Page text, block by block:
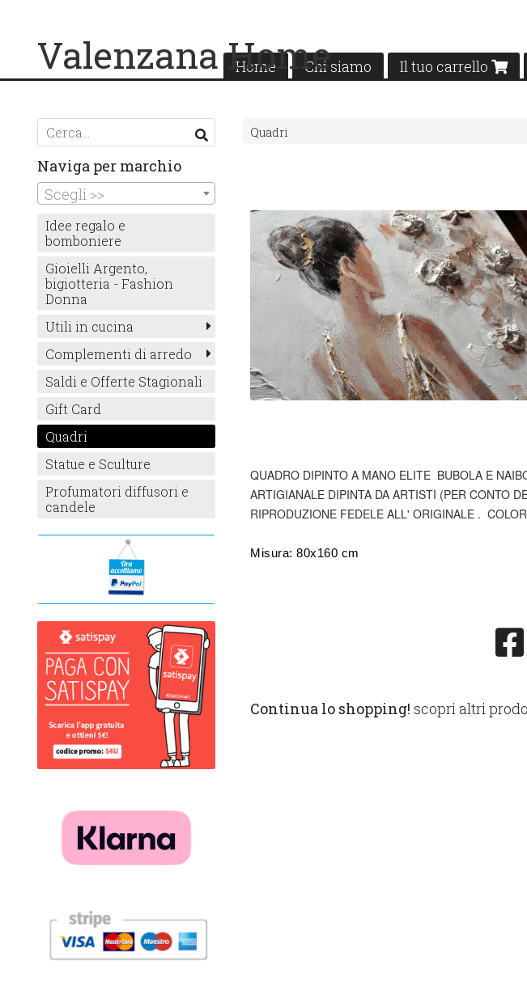
Home Chi siamo Il tuo carrello
Valenzana Home
Quadri
QUADRO DIPINTO A MANO ELITE BUBOLA E
ARTIGIANALE DIPINTA DA ARTISTI (PER CONTO
RIPRODUZIONE FEDELE ALL' ORIGINALE .
Misura: 80x160 cm
Continua lo shopping! scopri altri
Naviga per marchio
Scegli >>
Idee regalo e
bomboniere
Gioielli Argento,
bigiotteria - Fashion
Donna
Utili in cucina
Complementi di arredo
Saldi e Offerte Stagionali
Gift Card
Quadri
Statue e Sculture
Profumatori diffusori e
candele